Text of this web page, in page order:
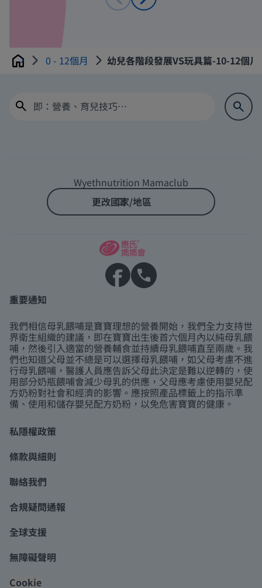
Home 0 - 12個月 幼兒各階段發展VS玩具篇-10-12個月
Wyethnutrition Mamaclub
更改國家/地區
重要通知
我們相信母乳餵哺是寶寶理想的營養開始，我們全力支持世
界衛生組織的建議，即在寶寶出生後首六個月內以純母乳餵
哺，然後引入適當的營養輔食並持續母乳餵哺直至兩歲。我
們也知道父母並不總是可以選擇母乳餵哺，如父母考慮不進
行母乳餵哺，醫護人員應告訴父母此決定是難以逆轉的，使
用部分奶瓶餵哺會減少母乳的供應，父母應考慮使用嬰兒配
方奶粉對社會和經濟的影響。應按照產品標籤上的指示準
備、使用和儲存嬰兒配方奶粉，以免危害寶寶的健康。
私隱權政策
條款與細則
聯絡我們
合規疑問通報
全球支援
無障礙聲明
Cookie